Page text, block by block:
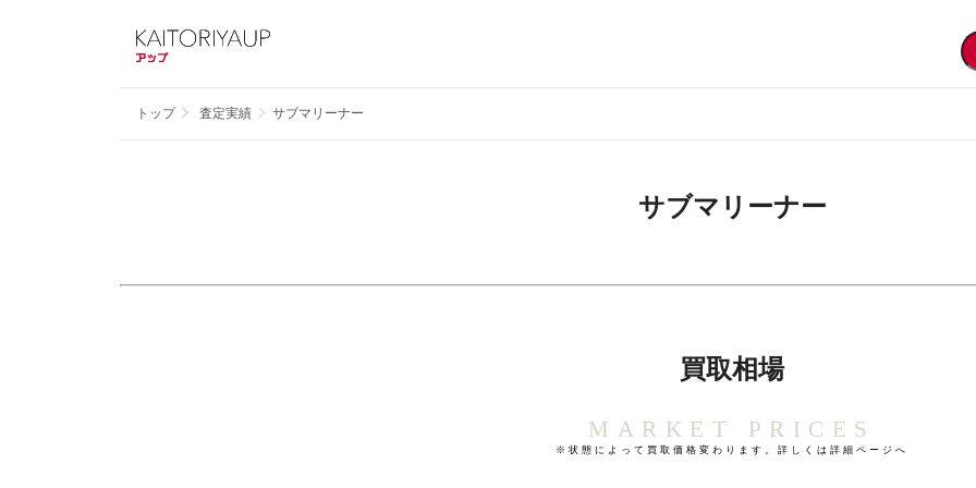
トップ 査定実績 サブマリーナー
サブマリーナー
買取相場
MARKET PRICES
※状態によって買取価格変わります。詳しくは詳細ページへ